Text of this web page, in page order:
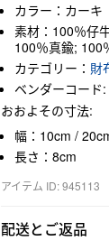
カラー：カーキ
素材：100％仔
100％真鍮; 100
カテゴリー： 財
ベンダーコー
おおよその寸法:
幅：10cm /
長さ：8cm
アイテム ID: 945113
配送とご返品